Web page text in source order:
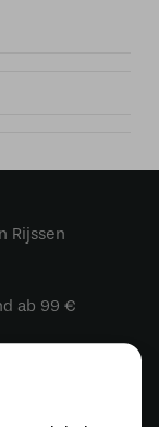
Rijssen
ab 99 €